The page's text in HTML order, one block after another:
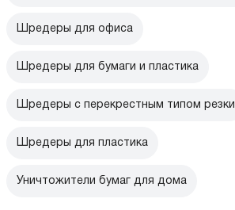
Шредеры для офиса
Шредеры для бумаги и пластика
Шредеры с перекрестным типом резки
Шредеры для пластика
Уничтожители бумаг для дома